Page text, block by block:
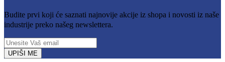
Budite prvi koji će saznati najnovije akcije iz shopa i novosti iz naše
industrije preko našeg newslettera.
UPIŠI ME